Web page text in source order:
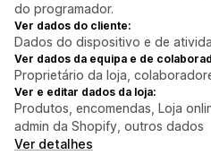
do programador.
Ver dados do cliente:
Dados do dispositivo e de
Ver dados da equipa e de
Proprietário da loja,
Ver e editar dados da loja:
Produtos, encomendas, Loja
admin da Shopify, outros dados
Ver detalhes